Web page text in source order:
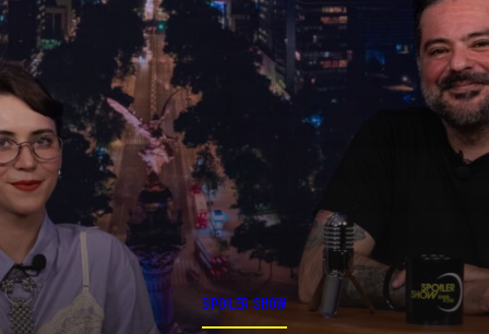
SPOILER SHOW